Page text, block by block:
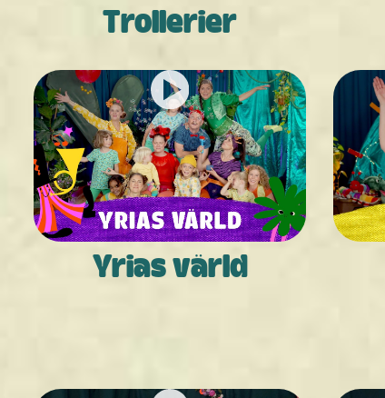
Trollerier
Yrias värld